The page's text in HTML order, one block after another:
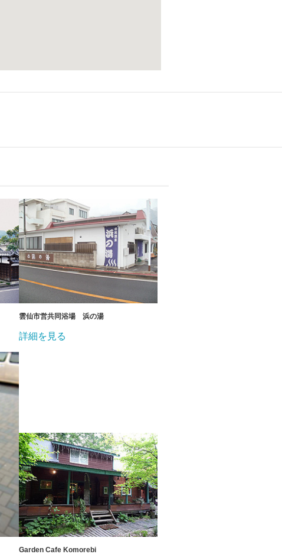
雲仙市営共同浴場 浜の湯
詳細を見る
Garden Cafe Komorebi